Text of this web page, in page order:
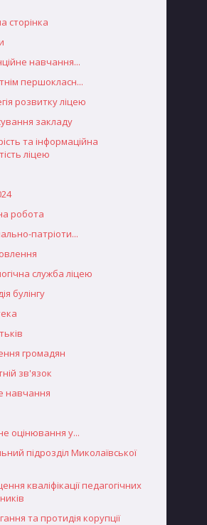
сторінка
навчання...
першокласн...
розвитку ліцею
закладу
та інформаційна
ліцею
робота
патріоти...
служба ліцею
булінгу
громадян
зв'язок
навчання
оцінювання у...
підрозділ Миколаївської
кваліфікації педагогічних
та протидія корупції